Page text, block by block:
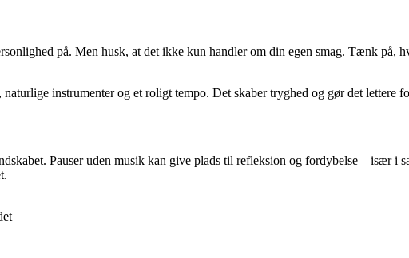
på. Men husk, at det ikke kun handler om din egen smag. Tænk på,
instrumenter og et roligt tempo. Det skaber tryghed og gør det lettere
Pauser uden musik kan give plads til refleksion og fordybelse – især i